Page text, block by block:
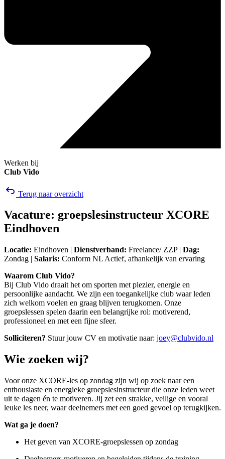
Werken bij
Club Vido
Terug naar overzicht
Vacature: groepslesinstructeur XCORE
Eindhoven
Locatie: Eindhoven | Dienstverband: Freelance/ ZZP | Dag:
Zondag | Salaris: Conform NL Actief, afhankelijk van ervaring
Waarom Club Vido?
Bij Club Vido draait het om sporten met plezier, energie en
persoonlijke aandacht. We zijn een toegankelijke club waar leden
zich welkom voelen en graag blijven terugkomen. Onze
groepslessen spelen daarin een belangrijke rol: motiverend,
professioneel en met een fijne sfeer.
Solliciteren? Stuur jouw CV en motivatie naar: joey@clubvido.nl
Wie zoeken wij?
Voor onze XCORE-les op zondag zijn wij op zoek naar een
enthousiaste en energieke groepslesinstructeur die onze leden weet
uit te dagen én te motiveren. Jij zet een strakke, veilige en vooral
leuke les neer, waar deelnemers met een goed gevoel op terugkijken.
Wat ga je doen?
Het geven van XCORE-groepslessen op zondag